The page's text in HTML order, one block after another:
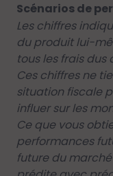
Scénarios de
Les chiffres
du produit lui-
tous les frais
Ces chiffres ne
situation fiscale
influer sur les
Ce que vous
performances
future du